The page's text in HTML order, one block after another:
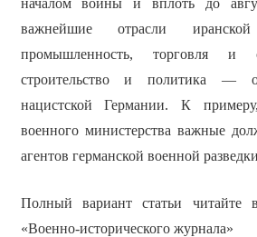
важнейшие отрасли
промышленность, торговля и
строительство и политика —
нацистской Германии. К
военного министерства важные
агентов германской военной
Полный вариант статьи читайте
«Военно-исторического журнала»